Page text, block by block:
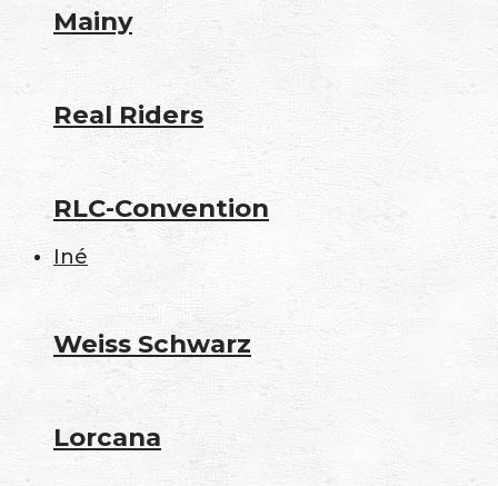
Mainy
Real Riders
RLC-Convention
Iné
Weiss Schwarz
Lorcana